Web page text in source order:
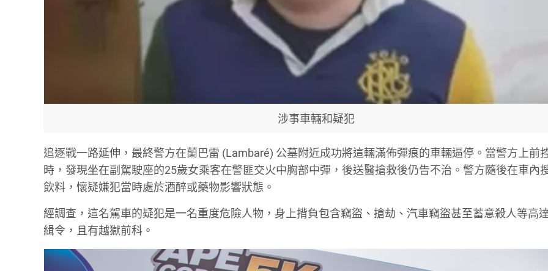
涉事車輛和疑犯
追逐戰一路延伸，最終警方在蘭巴雷 (Lambaré) 公墓附近成功將這輛滿佈彈痕的車輛逼停。當警方上前
時，發現坐在副駕駛座的25歲女乘客在警匪交火中胸部中彈，後送醫搶救後仍告不治。警方隨後在車內
飲料，懷疑嫌犯當時處於酒醉或藥物影響狀態。
經調查，這名駕車的疑犯是一名重度危險人物，身上揹負包含竊盜、搶劫、汽車竊盜甚至蓄意殺人等高
緝令，且有越獄前科。